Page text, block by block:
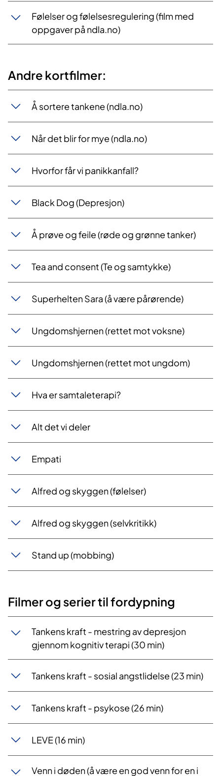
Følelser og følelsesregulering (film med
oppgaver på ndla.no)
Andre kortfilmer:
Å sortere tankene (ndla.no)
Når det blir for mye (ndla.no)
Hvorfor får vi panikkanfall?
Black Dog (Depresjon)
Å prøve og feile (røde og grønne tanker)
Tea and consent (Te og samtykke)
Superhelten Sara (å være pårørende)
Ungdomshjernen (rettet mot voksne)
Ungdomshjernen (rettet mot ungdom)
Hva er samtaleterapi?
Alt det vi deler
Empati
Alfred og skyggen (følelser)
Alfred og skyggen (selvkritikk)
Stand up (mobbing)
Filmer og serier til fordypning
Tankens kraft - mestring av depresjon
gjennom kognitiv terapi (30 min)
Tankens kraft - sosial angstlidelse (23 min)
Tankens kraft - psykose (26 min)
LEVE (16 min)
Venn i døden (å være en god venn for en i